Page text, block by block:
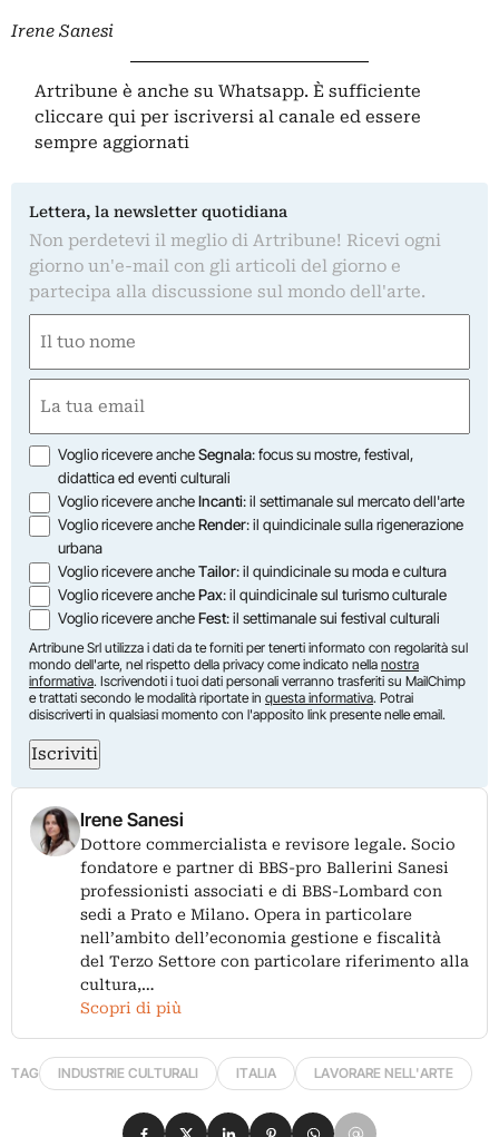
Irene Sanesi
Artribune è anche su Whatsapp. È sufficiente
cliccare qui per iscriversi al canale ed essere
sempre aggiornati
Lettera, la newsletter quotidiana
Non perdetevi il meglio di Artribune! Ricevi ogni
giorno un'e-mail con gli articoli del giorno e
partecipa alla discussione sul mondo dell'arte.
(Required)
First
(Required)
Opzioni
Voglio ricevere ancheSegnala: focus su mostre, festival,
didattica ed eventi culturali
Voglio ricevere ancheIncanti: il settimanale sul mercato dell'arte
Voglio ricevere ancheRender: il quindicinale sulla rigenerazione
urbana
Voglio ricevere ancheTailor: il quindicinale su moda e cultura
Voglio ricevere anchePax: il quindicinale sul turismo culturale
Voglio ricevere ancheFest: il settimanale sui festival culturali
Artribune Srl utilizza i dati da te forniti per tenerti informato con regolarità sul
mondo dell'arte, nel rispetto della privacy come indicato nella nostra
informativa. Iscrivendoti i tuoi dati personali verranno trasferiti su MailChimp
e trattati secondo le modalità riportate in questa informativa. Potrai
disiscriverti in qualsiasi momento con l'apposito link presente nelle email.
Iscriviti
Irene Sanesi
Dottore commercialista e revisore legale. Socio
fondatore e partner di BBS-pro Ballerini Sanesi
professionisti associati e di BBS-Lombard con
sedi a Prato e Milano. Opera in particolare
nell’ambito dell’economia gestione e fiscalità
del Terzo Settore con particolare riferimento alla
cultura,…
Scopri di più
TAG INDUSTRIE CULTURALI ITALIA LAVORARE NELL'ARTE
Condividi su Facebook
Condividi su X
Condividi su LinkedIn
Condividi su Pinterest
Condividi su WhatsApp
Condividi su Email